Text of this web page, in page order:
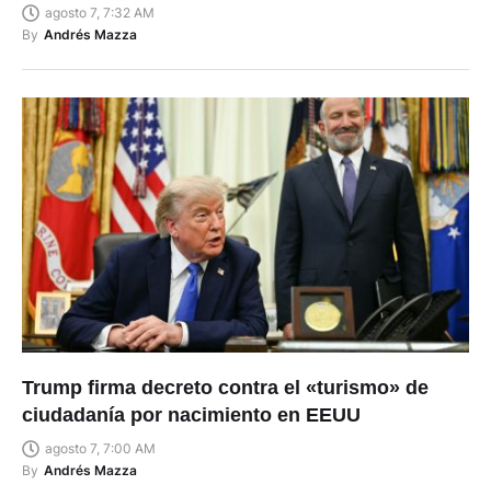
agosto 7, 7:32 AM
By Andrés Mazza
Trump firma decreto contra el «turismo» de
ciudadanía por nacimiento en EEUU
agosto 7, 7:00 AM
By Andrés Mazza